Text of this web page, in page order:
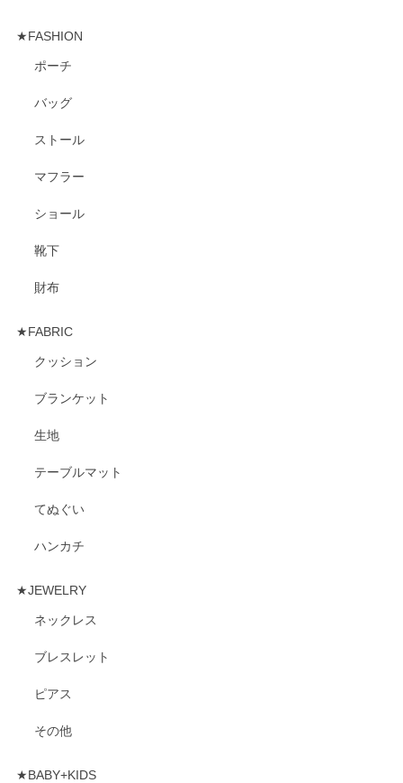
★FASHION
ポーチ
バッグ
ストール
マフラー
ショール
靴下
財布
★FABRIC
クッション
ブランケット
生地
テーブルマット
てぬぐい
ハンカチ
★JEWELRY
ネックレス
ブレスレット
ピアス
その他
★BABY+KIDS